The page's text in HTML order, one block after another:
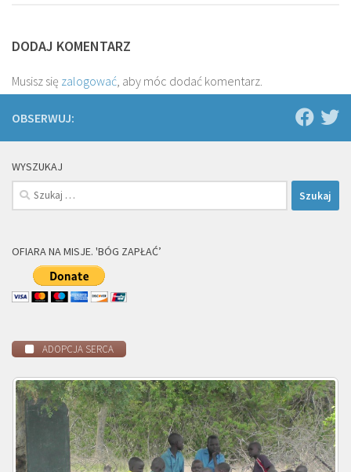
DODAJ KOMENTARZ
Musisz się zalogować, aby móc dodać komentarz.
OBSERWUJ:
WYSZUKAJ
Szukaj:
OFIARA NA MISJE. 'BÓG ZAPŁAĆ’
ADOPCJA SERCA